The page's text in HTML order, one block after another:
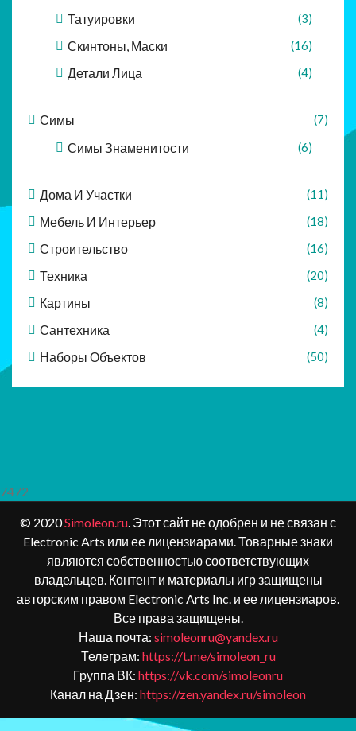
Татуировки (3)
Скинтоны, Маски (16)
Детали Лица (4)
Симы (7)
Симы Знаменитости (6)
Дома И Участки (11)
Мебель И Интерьер (18)
Строительство (16)
Техника (20)
Картины (8)
Сантехника (4)
Наборы Объектов (50)
7472
© 2020Simoleon.ru. Этот сайт не одобрен и не связан с
Electronic Arts или ее лицензиарами. Товарные знаки
являются собственностью соответствующих
владельцев. Контент и материалы игр защищены
авторским правом Electronic Arts Inc. и ее лицензиаров.
Все права защищены.
Наша почта: simoleonru@yandex.ru
Телеграм: https://t.me/simoleon_ru
Группа ВК: https://vk.com/simoleonru
Канал на Дзен: https://zen.yandex.ru/simoleon